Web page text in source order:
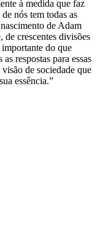
à medida que faz
nós tem todas as
de Adam
crescentes divisões
do que
respostas para essas
de sociedade que
essência.”